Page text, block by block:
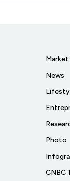
Market
News
Photo
CNBC